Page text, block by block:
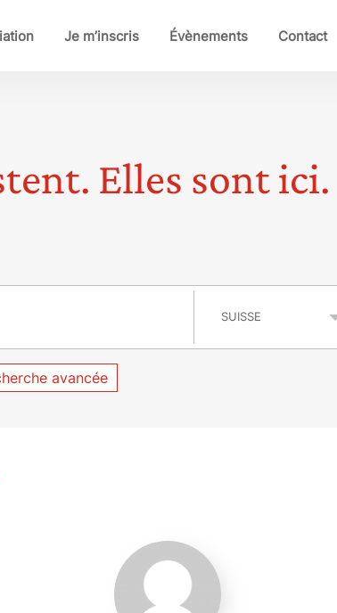
Je m’inscris Évènements Contact
Elles sont ici.
avancée
Julie
Rozenberg